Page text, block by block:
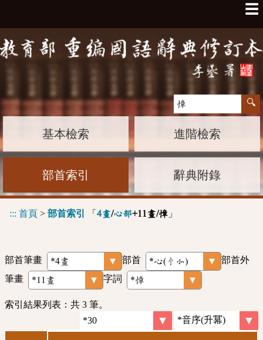
☰
基本檢索 進階檢索
部首索引 辭典附錄
::: 首頁 > 部首索引 「 4畫/心部+11畫/慞 」
部首筆畫 部首
部首外
筆畫
字詞
索引結果列表：共 3 筆。